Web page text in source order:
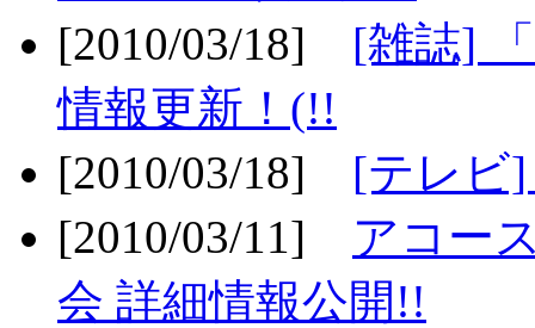
[2010/03/18] [雑誌]
情報更新！(!!
[2010/03/18] [テレビ
[2010/03/11] アコー
会 詳細情報公開!!